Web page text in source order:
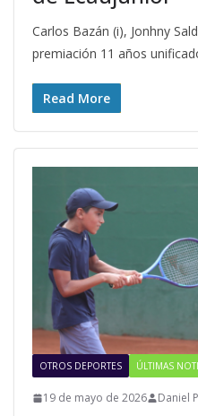
Carlos Bazán (i), Jonhny
premiación 11 años
Read More
OTROS DEPORTES ÚLTIMAS
19 de mayo de 2026 Daniel